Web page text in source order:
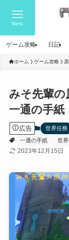
Menu
ゲーム攻略 日記
ホーム ゲーム攻略
みそ先輩
一通の手紙
広告
世界任務
一通の手紙
世
2023年12月15日